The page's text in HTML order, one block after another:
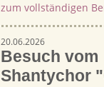
zum vollständigen
20.06.2026
Besuch vom
Shantychor